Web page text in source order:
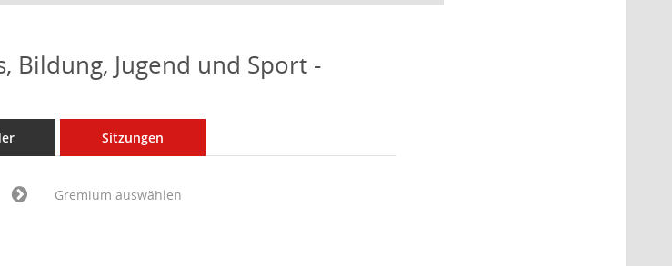
Bildung, Jugend und Sport -
Sitzungen
Gremium auswählen